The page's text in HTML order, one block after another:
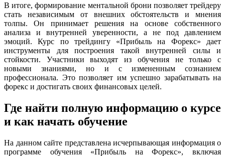
В итоге, формирование ментальной брони позволяет трейдеру
стать независимым от внешних обстоятельств и мнения
толпы. Он принимает решения на основе собственного
анализа и внутренней уверенности, а не под давлением
эмоций. Курс по трейдингу «Прибыль на Форекс» дает
инструменты для построения такой внутренней силы и
стойкости. Участники выходят из обучения не только с
новыми знаниями, но и с измененным сознанием
профессионала. Это позволяет им успешно зарабатывать на
форекс и достигать своих финансовых целей.
Где найти полную информацию о курсе
и как начать обучение
На данном сайте представлена исчерпывающая информация о
программе обучения «Прибыль на Форекс», включая